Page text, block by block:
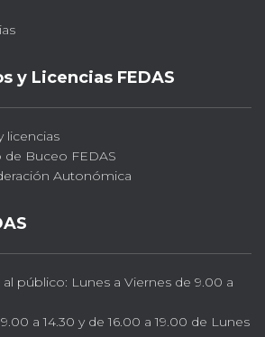
y Licencias FEDAS
licencias
de Buceo FEDAS
Autonómica
público: Lunes a Viernes de 9.00 a
a 14.30 y de 16.00 a 19.00 de Lunes